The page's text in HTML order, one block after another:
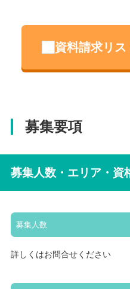
資料請求リス
募集要項
募集人数・エリア・資
募集人数
詳しくはお問合せください